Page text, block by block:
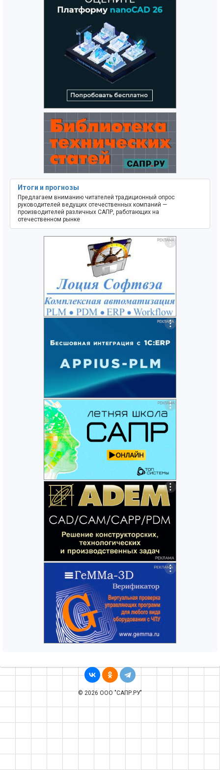
Итоги и прогнозы
Предлагаем вниманию читателей традиционный опрос
руководителей ведущих отечественных компаний —
производителей различных САПР, работающих на
отечественном рынке
© 2026 ООО "САПР.РУ"